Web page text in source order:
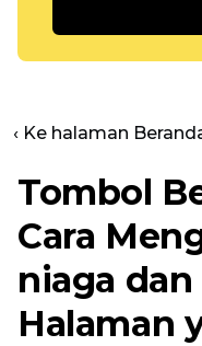
‹ Ke halaman
Tombol
Cara
niaga
Halaman